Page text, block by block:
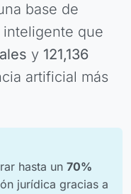
base de
inteligente que
y 121,136
artificial más
hasta un 70%
jurídica gracias a